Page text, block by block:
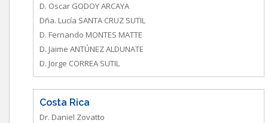
D. Oscar GODOY ARCAYA
Dña. Lucía SANTA CRUZ SUTIL
D. Fernando MONTES MATTE
D. Jaime ANTÚNEZ ALDUNATE
D. Jorge CORREA SUTIL
Costa Rica
Dr. Daniel Zovatto